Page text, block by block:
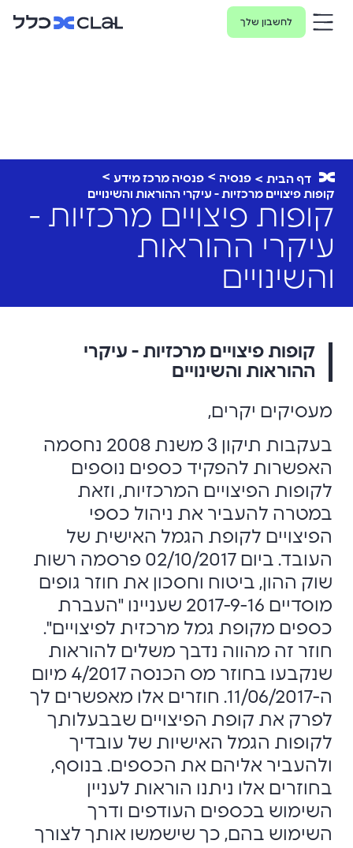
לחשבון שלך
דף הבית פנסיה
פנסיה מרכז מידע
קופות פיצויים מרכזיות - עיקרי ההוראות והשינויים
קופות פיצויים מרכזיות -
עיקרי ההוראות
והשינויים
קופות פיצויים מרכזיות - עיקרי
ההוראות והשינויים
מעסיקים‎ ‎יקרים,‏
בעקבות תיקון 3 משנת 2008 נחסמה
האפשרות להפקיד כספים נוספים
לקופות הפיצויים ‏המרכזיות, וזאת
במטרה להעביר את ניהול כספי
הפיצויים לקופת הגמל האישית של
העובד.‏ ביום 02/10/2017 פרסמה רשות
שוק ההון, ביטוח וחסכון את חוזר גופים
מוסדיים 2017-9-16 ‏שעניינו "העברת
כספים מקופת גמל מרכזית לפיצויים".
חוזר זה מהווה נדבך משלים להוראות
‏שנקבעו בחוזר מס הכנסה 4/2017 מיום
ה-11/06/2017. חוזרים אלו מאפשרים לך
לפרק את ‏קופת הפיצויים שבבעלותך
לקופות הגמל האישיות של עובדיך
ולהעביר אליהם את הכספים. ‏בנוסף,
בחוזרים אלו ניתנו הוראות לעניין
השימוש בכספים העודפים ודרך
השימוש בהם, כך ‏שישמשו אותך לצורך